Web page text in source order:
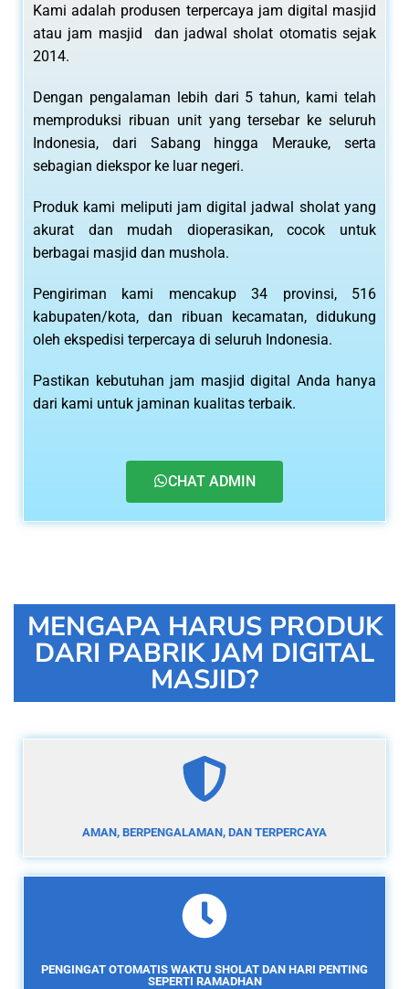
Kami adalah produsen terpercaya jam digital masjid
atau jam masjid dan jadwal sholat otomatis sejak
2014.
Dengan pengalaman lebih dari 5 tahun, kami telah
memproduksi ribuan unit yang tersebar ke seluruh
Indonesia, dari Sabang hingga Merauke, serta
sebagian diekspor ke luar negeri.
Produk kami meliputi jam digital jadwal sholat yang
akurat dan mudah dioperasikan, cocok untuk
berbagai masjid dan mushola.
Pengiriman kami mencakup 34 provinsi, 516
kabupaten/kota, dan ribuan kecamatan, didukung
oleh ekspedisi terpercaya di seluruh Indonesia.
Pastikan kebutuhan jam masjid digital Anda hanya
dari kami untuk jaminan kualitas terbaik.
CHAT ADMIN
MENGAPA HARUS PRODUK
DARI PABRIK JAM DIGITAL
MASJID?
AMAN, BERPENGALAMAN, DAN TERPERCAYA
PENGINGAT OTOMATIS WAKTU SHOLAT DAN HARI PENTING
SEPERTI RAMADHAN